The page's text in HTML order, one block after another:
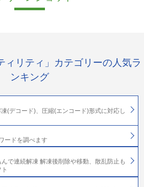
ィリティ」カテゴリーの人気ラ
ンキング
(デコード)、圧縮(エンコード)形式に対応し
ードを調べます
で連続解凍 解凍後削除や移動、散乱防止も